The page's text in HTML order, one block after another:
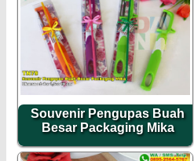
Souvenir Pengupas Buah
Besar Packaging Mika